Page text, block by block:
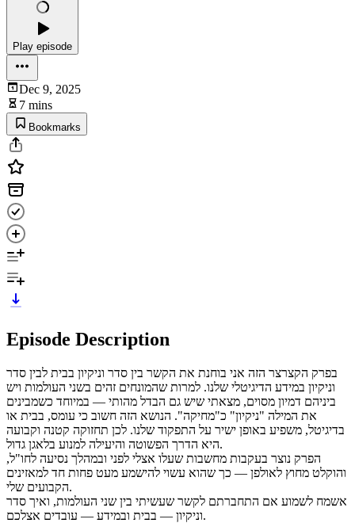
Play episode
Dec 9, 2025
7 mins
Bookmarks
Episode Description
בפרק הקצרצר הזה אני בוחנת את הקשר בין סדר וניקיון בבית לבין סדר
וניקיון במידע הדיגיטלי שלנו. למרות שהמונחים זהים בשני העולמות ויש
ביניהם דמיון מסוים, מצאתי שיש גם הבדל מהותי — במיוחד כשמבינים
את המילה "ניקיון" כ"מחיקה". הנושא הזה חשוב כי עומס, בבית או
בדיגיטל, משפיע באופן ישיר על התפקוד שלנו. לכן תחזוקה קטנה וקבועה
היא הדרך הפשוטה והיעילה למנוע בלאגן גדול.
הפרק נוצר בעקבות מחשבות שעלו אצלי לפני ובמהלך נסיעה לחו"ל,
והוקלט מחוץ לאולפן — כך שהוא עשוי להישמע מעט פחות חד למאזינים
הקבועים שלי.
אשמח לשמוע אם התחברתם לקשר שעשיתי בין שני העולמות, ואיך סדר
וניקיון — בבית ובמידע — עובדים אצלכם.